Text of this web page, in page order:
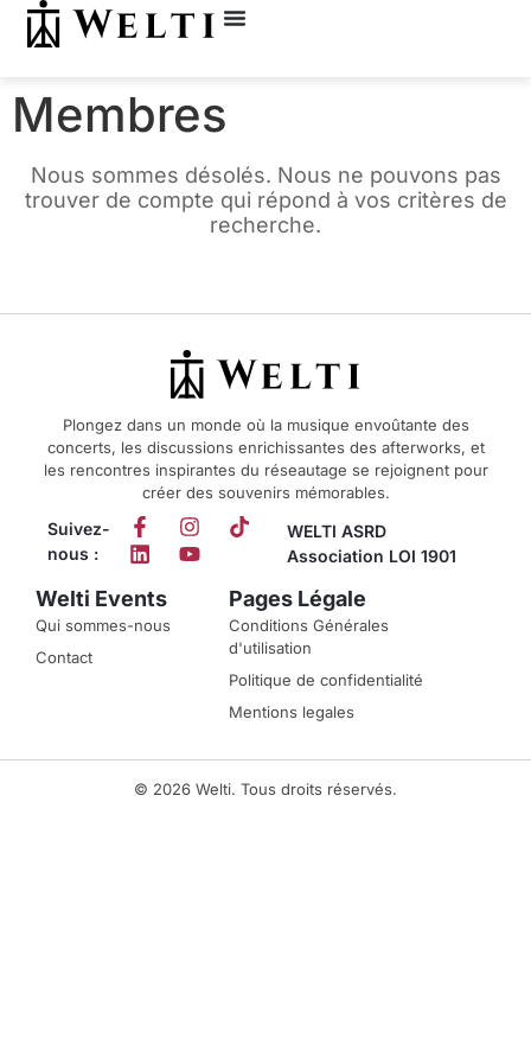
Membres
Nous sommes désolés. Nous ne pouvons pas
trouver de compte qui répond à vos critères de
recherche.
Plongez dans un monde où la musique envoûtante des
concerts, les discussions enrichissantes des afterworks, et
les rencontres inspirantes du réseautage se rejoignent pour
créer des souvenirs mémorables.
Suivez-
nous :
WELTI ASRD
Association LOI 1901
Welti Events
Qui sommes-nous
Contact
Pages Légale
Conditions Générales
d'utilisation
Politique de confidentialité
Mentions legales
© 2026 Welti. Tous droits réservés.